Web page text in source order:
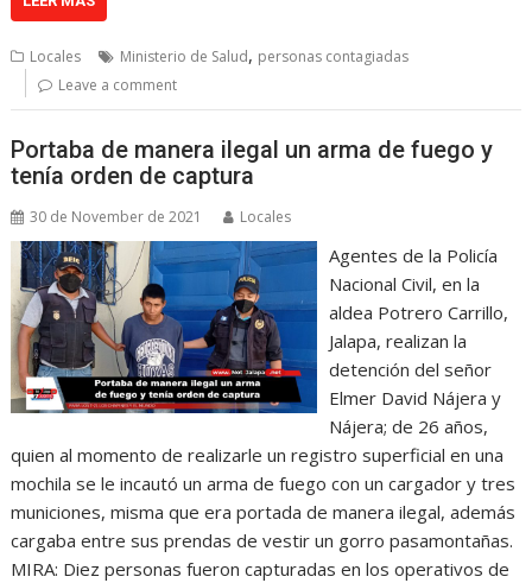
Locales Ministerio de Salud, personas contagiadas
Leave a comment
Portaba de manera ilegal un arma de fuego y
tenía orden de captura
30 de November de 2021 Locales
Agentes de la Policía
Nacional Civil, en la
aldea Potrero Carrillo,
Jalapa, realizan la
detención del señor
Elmer David Nájera y
Nájera; de 26 años,
quien al momento de realizarle un registro superficial en una
mochila se le incautó un arma de fuego con un cargador y tres
municiones, misma que era portada de manera ilegal, además
cargaba entre sus prendas de vestir un gorro pasamontañas.
MIRA: Diez personas fueron capturadas en los operativos de